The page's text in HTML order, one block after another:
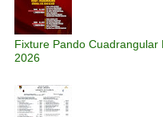
Fixture Pando
2026